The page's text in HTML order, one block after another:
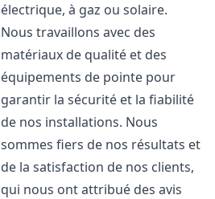
électrique, à gaz ou solaire.
Nous travaillons avec des
matériaux de qualité et des
équipements de pointe pour
garantir la sécurité et la fiabilité
de nos installations. Nous
sommes fiers de nos résultats et
de la satisfaction de nos clients,
qui nous ont attribué des avis